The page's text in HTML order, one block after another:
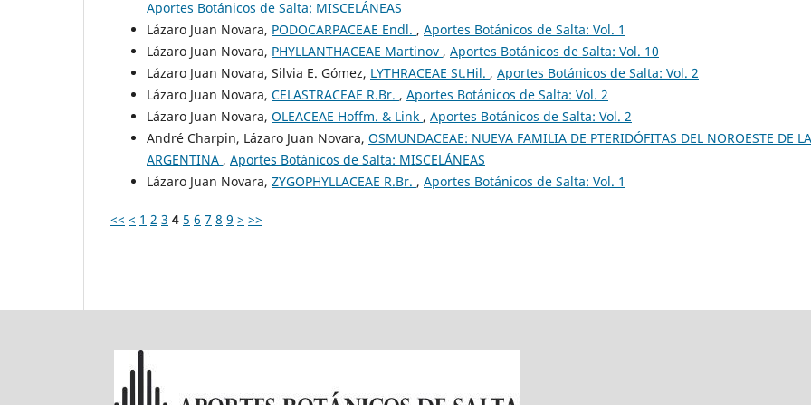
Aportes Botánicos de Salta: MISCELÁNEAS
Lázaro Juan Novara, PODOCARPACEAE Endl. , Aportes Botánicos de Salta: Vol. 1
Lázaro Juan Novara, PHYLLANTHACEAE Martinov , Aportes Botánicos de Salta: Vol. 10
Lázaro Juan Novara, Silvia E. Gómez, LYTHRACEAE St.Hil. , Aportes Botánicos de Salta: Vol. 2
Lázaro Juan Novara, CELASTRACEAE R.Br. , Aportes Botánicos de Salta: Vol. 2
Lázaro Juan Novara, OLEACEAE Hoffm. & Link , Aportes Botánicos de Salta: Vol. 2
André Charpin, Lázaro Juan Novara, OSMUNDACEAE: NUEVA FAMILIA DE PTERIDÓFITAS DEL NOROESTE DE LA
ARGENTINA , Aportes Botánicos de Salta: MISCELÁNEAS
Lázaro Juan Novara, ZYGOPHYLLACEAE R.Br. , Aportes Botánicos de Salta: Vol. 1
<< < 1 2 3 4 5 6 7 8 9 > >>